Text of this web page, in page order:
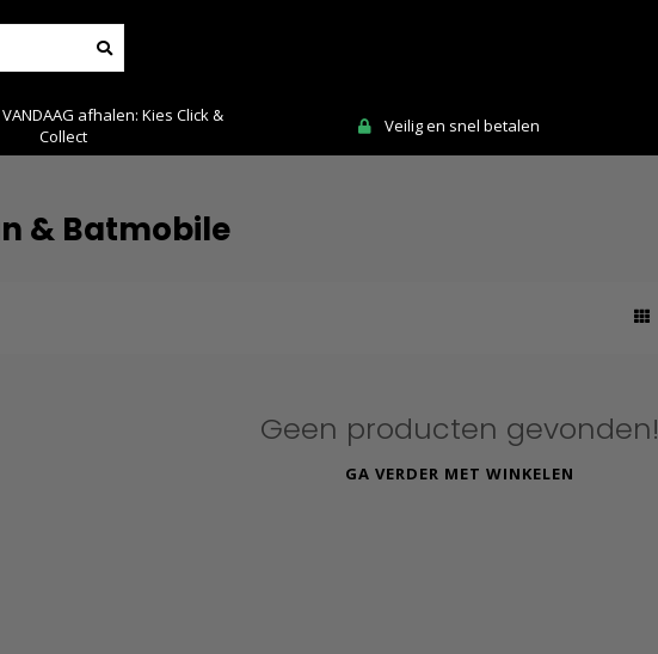
afhalen: Kies Click &
Collect
Veilig en snel betalen
& Batmobile
Geen producten gevonden!
GA VERDER MET WINKELEN